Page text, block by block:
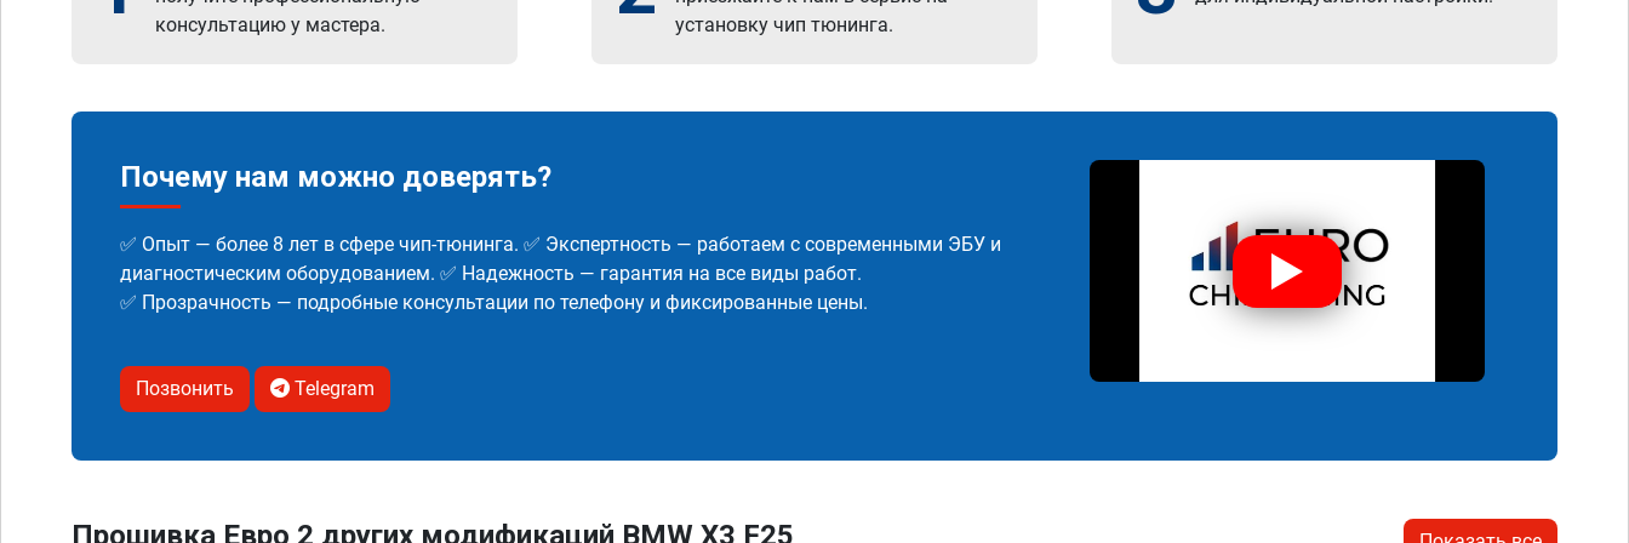
консультацию у мастера.
установку чип тюнинга.
Почему нам можно доверять?
✅ Опыт — более 8 лет в сфере чип-тюнинга. ✅ Экспертность — работаем с современными ЭБУ и
диагностическим оборудованием. ✅ Надежность — гарантия на все виды работ.
✅ Прозрачность — подробные консультации по телефону и фиксированные цены.
Позвонить Telegram
Прошивка Евро 2 других модификаций BMW X3 F25